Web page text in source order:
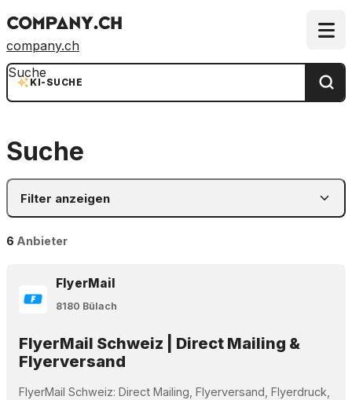
company.ch
KI-SUCHE
Suche
Suche
Filter anzeigen
6 Anbieter
FlyerMail
8180 Bülach
FlyerMail Schweiz | Direct Mailing &
Flyerversand
FlyerMail Schweiz: Direct Mailing, Flyerversand, Flyerdruck,